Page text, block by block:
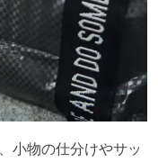
小物の仕分けやサッ